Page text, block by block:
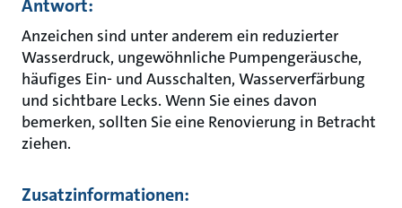
Antwort:
Anzeichen sind unter anderem ein reduzierter
Wasserdruck, ungewöhnliche Pumpengeräusche,
häufiges Ein- und Ausschalten, Wasserverfärbung
und sichtbare Lecks. Wenn Sie eines davon
bemerken, sollten Sie eine Renovierung in Betracht
ziehen.
Zusatzinformationen: